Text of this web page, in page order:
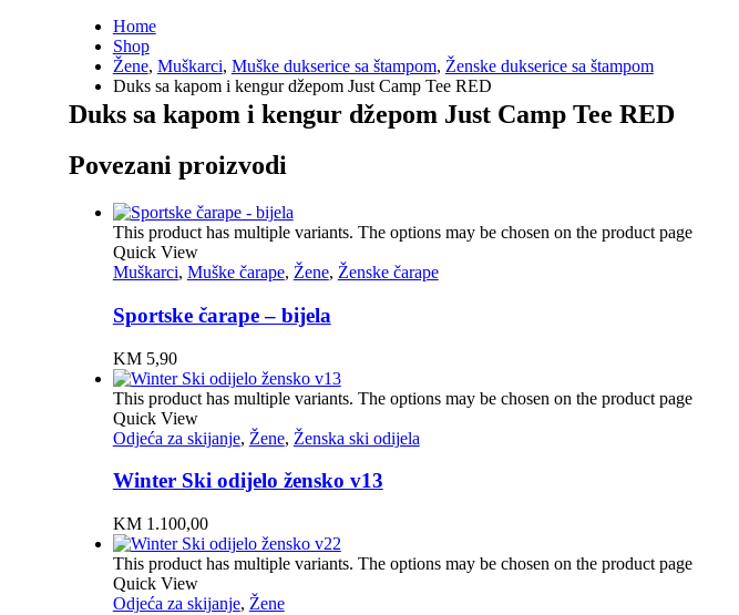
Home
Shop
Žene, Muškarci, Muške dukserice sa štampom, Ženske dukserice sa štampom
Duks sa kapom i kengur džepom Just Camp Tee RED
Duks sa kapom i kengur džepom Just Camp Tee RED
Povezani proizvodi
This product has multiple variants. The options may be chosen on the product page
Quick View
Muškarci, Muške čarape, Žene, Ženske čarape
Sportske čarape – bijela
KM5,90
This product has multiple variants. The options may be chosen on the product page
Quick View
Odjeća za skijanje, Žene, Ženska ski odijela
Winter Ski odijelo žensko v13
KM1.100,00
This product has multiple variants. The options may be chosen on the product page
Quick View
Odjeća za skijanje, Žene